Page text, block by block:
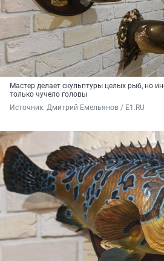
Мастер делает скульптуры целых рыб, но
только чучело головы
Источник: Дмитрий Емельянов / E1.RU